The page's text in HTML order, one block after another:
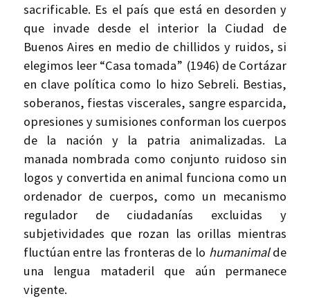
sacrificable. Es el país que está en desorden y
que invade desde el interior la Ciudad de
Buenos Aires en medio de chillidos y ruidos, si
elegimos leer “Casa tomada” (1946) de Cortázar
en clave política como lo hizo Sebreli. Bestias,
soberanos, fiestas viscerales, sangre esparcida,
opresiones y sumisiones conforman los cuerpos
de la nación y la patria animalizadas. La
manada nombrada como conjunto ruidoso sin
logos y convertida en animal funciona como un
ordenador de cuerpos, como un mecanismo
regulador de ciudadanías excluidas y
subjetividades que rozan las orillas mientras
fluctúan entre las fronteras de lo humanimalde
una lengua mataderil que aún permanece
vigente.